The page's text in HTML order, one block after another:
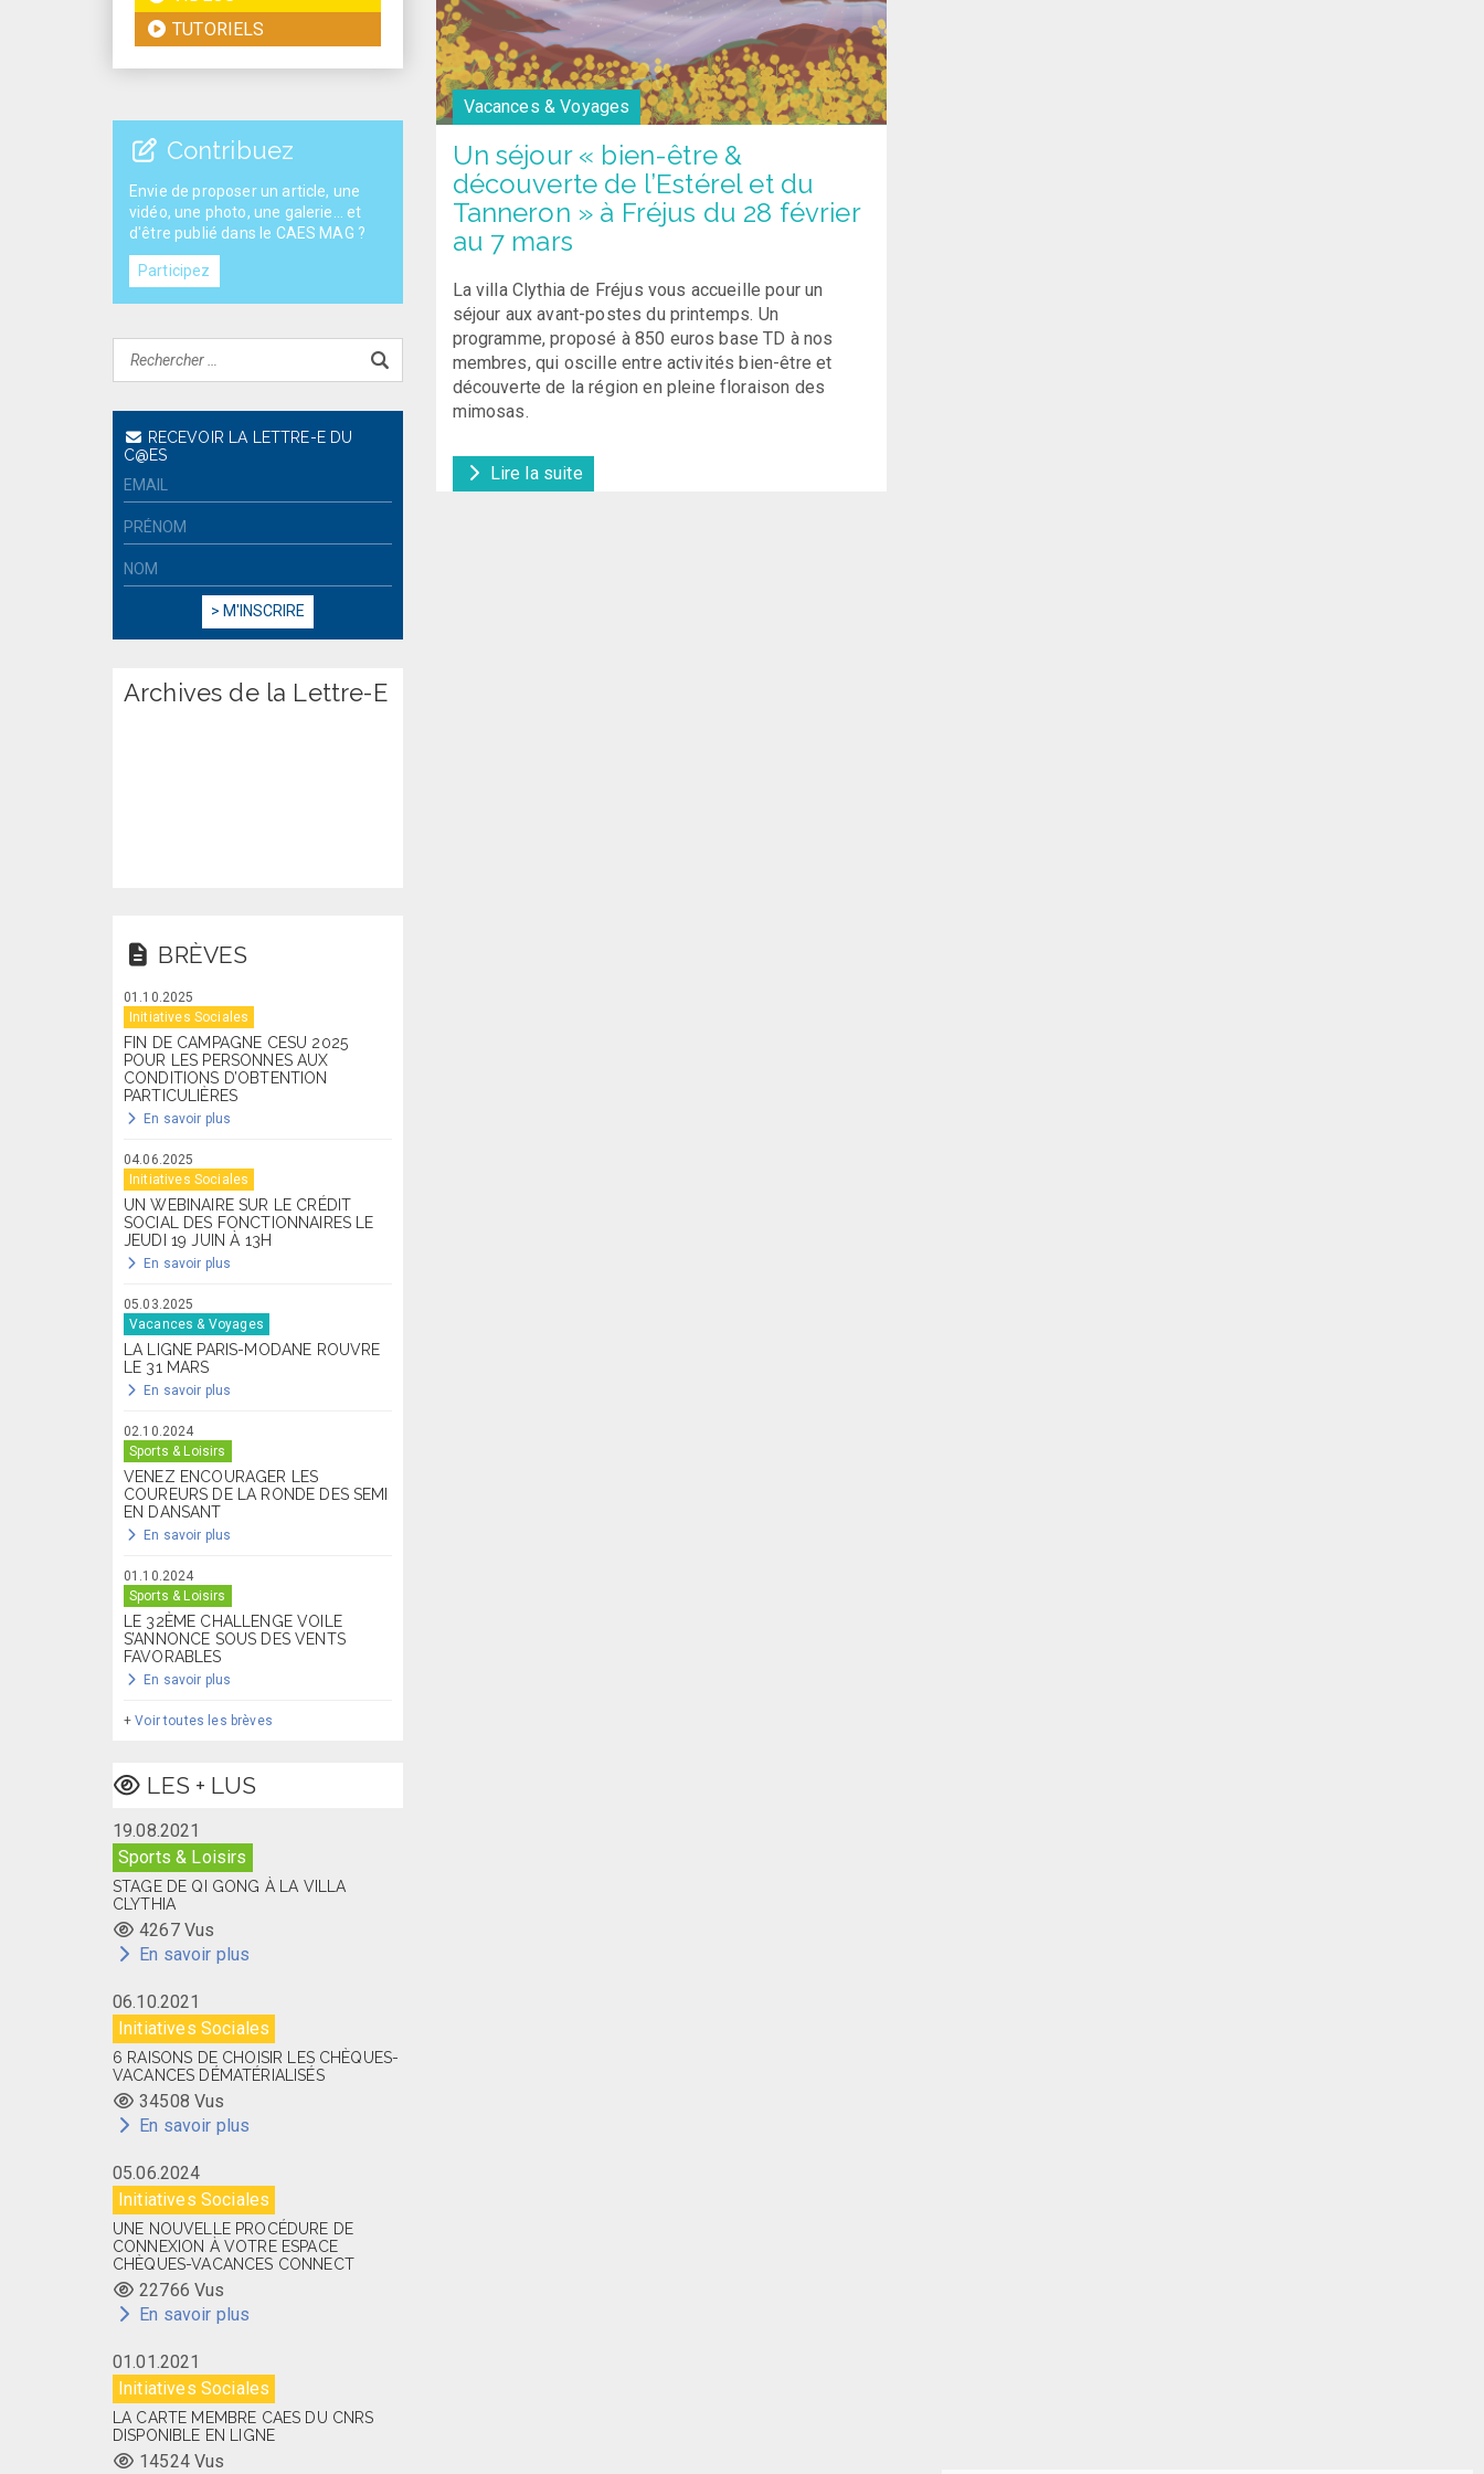
Vacances & Voyages
Un séjour « bien-être &
découverte de l’Estérel et du
Tanneron » à Fréjus du 28 février
au 7 mars
La villa Clythia de Fréjus vous accueille pour un
séjour aux avant-postes du printemps. Un
programme, proposé à 850 euros base TD à nos
membres, qui oscille entre activités bien-être et
découverte de la région en pleine floraison des
mimosas.
Lire la suite
TUTORIELS
Contribuez
Envie de proposer un article, une
vidéo, une photo, une galerie... et
d'être publié dans le CAES MAG ?
Participez
RECEVOIR LA LETTRE-E DU
C@ES
Archives de la Lettre-E
BRÈVES
01.10.2025
Initiatives Sociales
FIN DE CAMPAGNE CESU 2025
POUR LES PERSONNES AUX
CONDITIONS D’OBTENTION
PARTICULIÈRES
En savoir plus
04.06.2025
Initiatives Sociales
UN WEBINAIRE SUR LE CRÉDIT
SOCIAL DES FONCTIONNAIRES LE
JEUDI 19 JUIN À 13H
En savoir plus
05.03.2025
Vacances & Voyages
LA LIGNE PARIS-MODANE ROUVRE
LE 31 MARS
En savoir plus
02.10.2024
Sports & Loisirs
VENEZ ENCOURAGER LES
COUREURS DE LA RONDE DES SEMI
EN DANSANT
En savoir plus
01.10.2024
Sports & Loisirs
LE 32ÈME CHALLENGE VOILE
S’ANNONCE SOUS DES VENTS
FAVORABLES
En savoir plus
+Voir toutes les brèves
LES + LUS
19.08.2021
Sports & Loisirs
STAGE DE QI GONG À LA VILLA
CLYTHIA
4267 Vus
En savoir plus
06.10.2021
Initiatives Sociales
6 RAISONS DE CHOISIR LES CHÈQUES-
VACANCES DÉMATÉRIALISÉS
34508 Vus
En savoir plus
05.06.2024
Initiatives Sociales
UNE NOUVELLE PROCÉDURE DE
CONNEXION À VOTRE ESPACE
CHÈQUES-VACANCES CONNECT
22766 Vus
En savoir plus
01.01.2021
Initiatives Sociales
LA CARTE MEMBRE CAES DU CNRS
DISPONIBLE EN LIGNE
14524 Vus